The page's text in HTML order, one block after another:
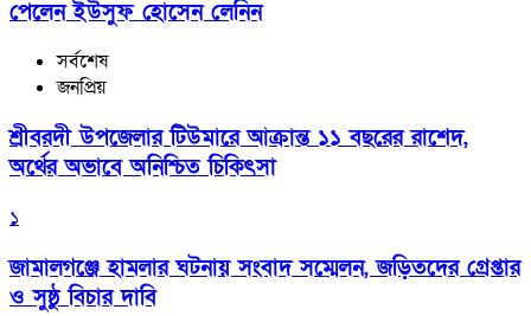
পেলেন ইউসুফ হোসেন লেনিন
সর্বশেষ
জনপ্রিয়
শ্রীবরদী উপজেলার টিউমারে আক্রান্ত ১১ বছরের রাশেদ,
অর্থের অভাবে অনিশ্চিত চিকিৎসা
১
জামালগঞ্জে হামলার ঘটনায় সংবাদ সম্মেলন, জড়িতদের গ্রেপ্তার
ও সুষ্ঠু বিচার দাবি